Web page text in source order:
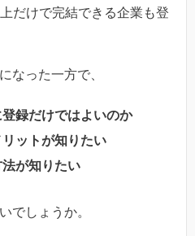
だけで完結できる企業も登
なった一方で、
録だけではよいのか
ットが知りたい
が知りたい
でしょうか。